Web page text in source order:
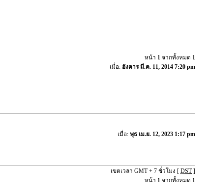
หน้า 1 จากทั้งหมด 1
เมื่อ: อังคาร มี.ค. 11, 2014 7:20 pm
เมื่อ: พุธ เม.ย. 12, 2023 1:17 pm
เขตเวลา GMT + 7 ชั่วโมง [ DST]
หน้า 1 จากทั้งหมด 1